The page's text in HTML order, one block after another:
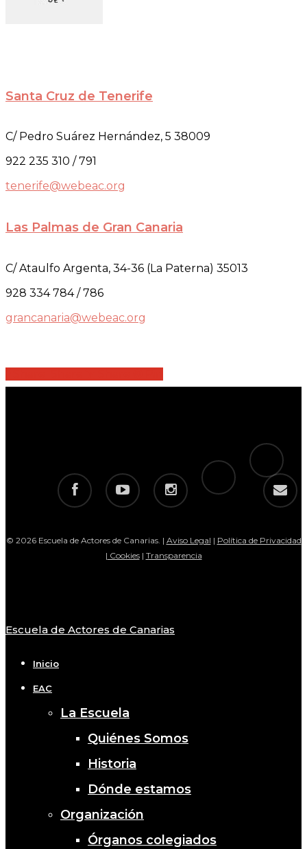
Santa Cruz de Tenerife
C/ Pedro Suárez Hernández, 5 38009
922 235 310 / 791
tenerife@webeac.org
Las Palmas de Gran Canaria
C/ Ataulfo Argenta, 34-36 (La Paterna) 35013
928 334 784 / 786
grancanaria@webeac.org
facebook youtube instagram
telegram
tiktok
email
© 2026 Escuela de Actores de Canarias. | Aviso Legal | Política de Privacidad
| Cookies| Transparencia
Close
Escuela de Actores de Canarias
Inicio
EAC
La Escuela
Quiénes Somos
Historia
Dónde estamos
Organización
Órganos colegiados